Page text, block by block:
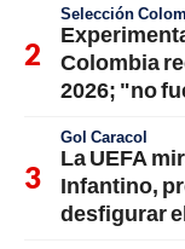
Selección
Colombia
2026; "no
Gol Caracol
La UEFA
Infantino,
desfigurar